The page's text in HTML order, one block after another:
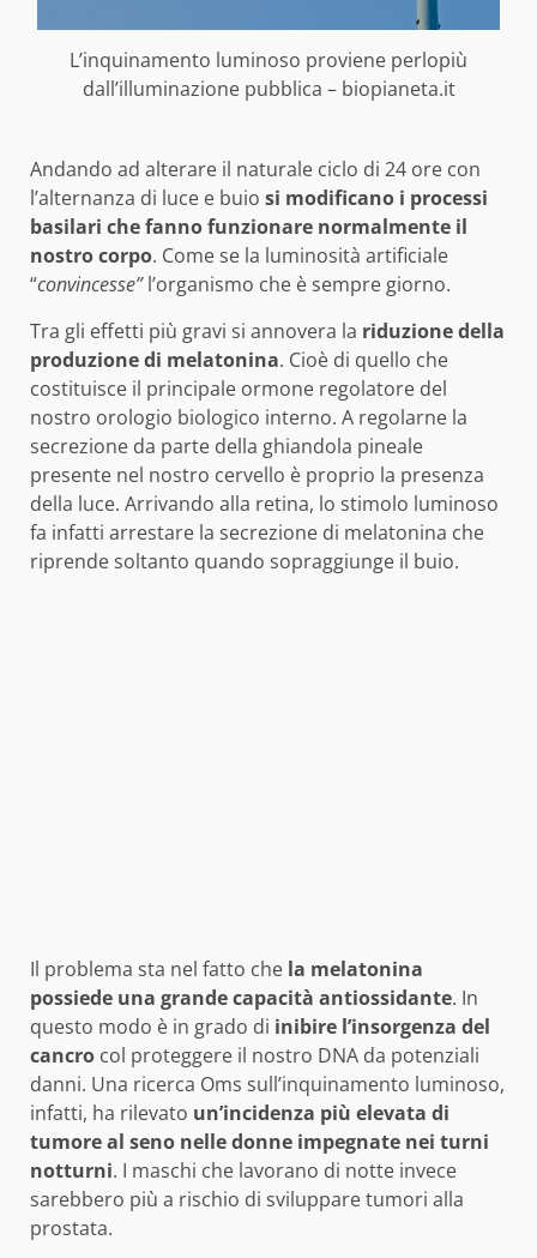
L’inquinamento luminoso proviene perlopiù
dall’illuminazione pubblica – biopianeta.it
Andando ad alterare il naturale ciclo di 24 ore con
l’alternanza di luce e buio si modificano i processi
basilari che fanno funzionare normalmente il
nostro corpo. Come se la luminosità artificiale
“convincesse”l’organismo che è sempre giorno.
Tra gli effetti più gravi si annovera la riduzione della
produzione di melatonina. Cioè di quello che
costituisce il principale ormone regolatore del
nostro orologio biologico interno. A regolarne la
secrezione da parte della ghiandola pineale
presente nel nostro cervello è proprio la presenza
della luce. Arrivando alla retina, lo stimolo luminoso
fa infatti arrestare la secrezione di melatonina che
riprende soltanto quando sopraggiunge il buio.
Il problema sta nel fatto che la melatonina
possiede una grande capacità antiossidante. In
questo modo è in grado di inibire l’insorgenza del
cancro col proteggere il nostro DNA da potenziali
danni. Una ricerca Oms sull’inquinamento luminoso,
infatti, ha rilevato un’incidenza più elevata di
tumore al seno nelle donne impegnate nei turni
notturni. I maschi che lavorano di notte invece
sarebbero più a rischio di sviluppare tumori alla
prostata.